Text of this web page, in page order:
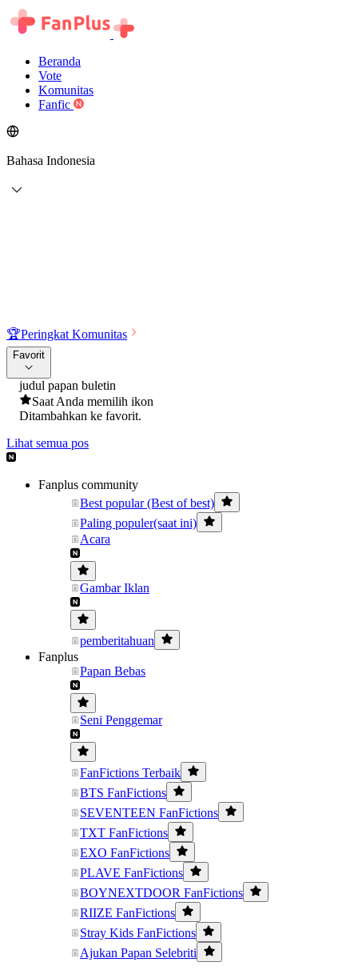
Beranda
Vote
Komunitas
Fanfic
Bahasa Indonesia
🏆Peringkat Komunitas
Favorit
judul papan buletin
Saat Anda memilih ikon
Ditambahkan ke favorit.
Lihat semua pos
Fanplus community
Best popular (Best of best)
Paling populer(saat ini)
Acara
Gambar Iklan
pemberitahuan
Fanplus
Papan Bebas
Seni Penggemar
FanFictions Terbaik
BTS FanFictions
SEVENTEEN FanFictions
TXT FanFictions
EXO FanFictions
PLAVE FanFictions
BOYNEXTDOOR FanFictions
RIIZE FanFictions
Stray Kids FanFictions
Ajukan Papan Selebriti